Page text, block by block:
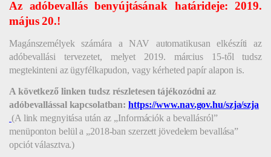
Az adóbevallás benyújtásának határideje: 2019.
május 20.!
Magánszemélyek számára a NAV automatikusan elkészíti az
adóbevallási tervezetet, melyet 2019. március 15-től tudsz
megtekinteni az ügyfélkapudon, vagy kérheted papír alapon is.
A következő linken tudsz részletesen tájékozódni az
adóbevallással kapcsolatban: https://www.nav.gov.hu/szja/szja
(A link megnyitása után az „Információk a bevallásról”
menüponton belül a „2018-ban szerzett jövedelem bevallása”
opciót választva.)